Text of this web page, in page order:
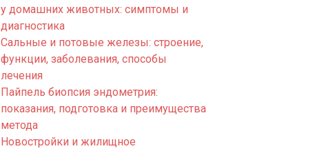
у домашних животных: симптомы и
диагностика
Сальные и потовые железы: строение,
функции, заболевания, способы
лечения
Пайпель биопсия эндометрия:
показания, подготовка и преимущества
метода
Новостройки и жилищное